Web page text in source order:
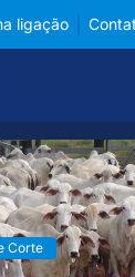
tecnologia em
ligação
Corte